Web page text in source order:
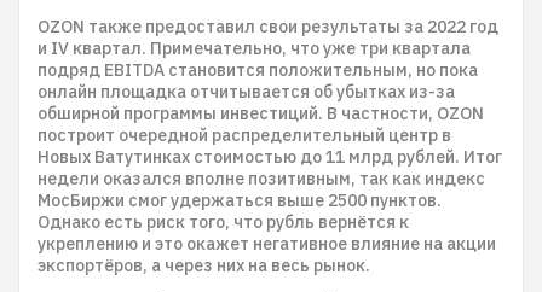
OZON также предоставил свои результаты за 2022 год
и IV квартал. Примечательно, что уже три квартала
подряд EBITDA становится положительным, но пока
онлайн площадка отчитывается об убытках из-за
обширной программы инвестиций. В частности, OZON
построит очередной распределительный центр в
Новых Ватутинках стоимостью до 11 млрд рублей. Итог
недели оказался вполне позитивным, так как индекс
МосБиржи смог удержаться выше 2500 пунктов.
Однако есть риск того, что рубль вернётся к
укреплению и это окажет негативное влияние на акции
экспортёров, а через них на весь рынок.